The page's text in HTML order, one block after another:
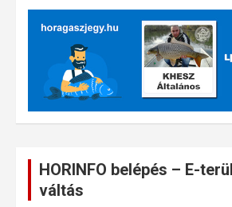
HORINFO belépés – E-
váltás